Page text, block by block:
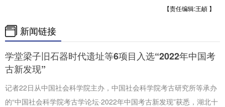
辽宁
浙江 安徽 福建 江西
广东 广西 海南 重庆
【责任编辑:王頔 】
新闻链接
学堂梁子旧石器时代遗址等6项目入选“2022年中国考
古新发现”
记者22日从中国社会科学院主办，中国社会科学院考古研究所等承办
的“中国社会科学院考古学论坛·2022年中国考古新发现”获悉，湖北十